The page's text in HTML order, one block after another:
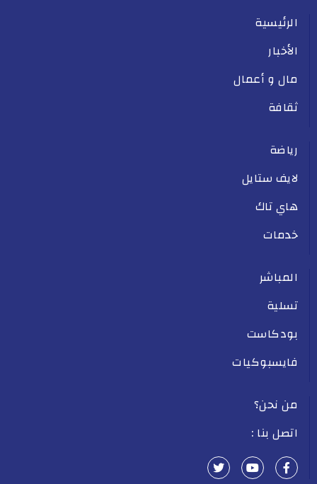
الرئيسية
الأخبار
مال و أعمال
ثقافة
رياضة
لايف ستايل
هاي تاك
خدمات
المباشر
تسلية
بودكاست
فايسبوكيات
من نحن؟
اتصل بنا :